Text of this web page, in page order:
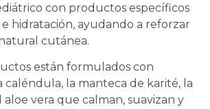
con productos específicos
hidratación, ayudando a reforzar
cutánea.
están formulados con
caléndula, la manteca de karité, la
aloe vera que calman, suavizan y